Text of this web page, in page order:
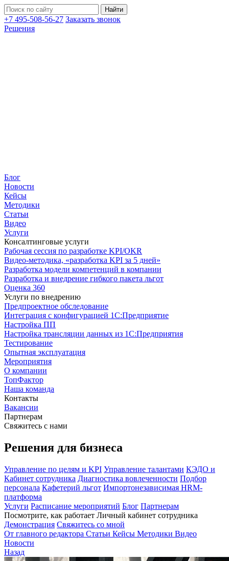
+7 495-508-56-27 Заказать звонок
Решения
Блог
Новости
Кейсы
Методики
Статьи
Видео
Услуги
Консалтинговые услуги
Рабочая сессия по разработке KPI/OKR
Видео-методика, «разработка KPI за 5 дней»
Разработка модели компетенций в компании
Разработка и внедрение гибкого пакета льгот
Оценка 360
Услуги по внедрению
Предпроектное обследование
Интеграция с конфигурацией 1С:Предприятие
Настройка ПП
Настройка трансляции данных из 1С:Предприятия
Тестирование
Опытная эксплуатация
Мероприятия
О компании
ТопФактор
Наша команда
Контакты
Вакансии
Партнерам
Свяжитесь с нами
Решения для бизнеса
Управление по целям и KPI Управление талантами КЭДО и
Кабинет сотрудника Диагностика вовлеченности Подбор
персонала Кафетерий льгот Импортонезависимая HRM-
платформа
Услуги Расписание мероприятий Блог Партнерам
Посмотрите, как работает Личный кабинет сотрудника
Демонстрация Свяжитесь со мной
От главного редактора Статьи Кейсы Методики Видео
Новости
Назад